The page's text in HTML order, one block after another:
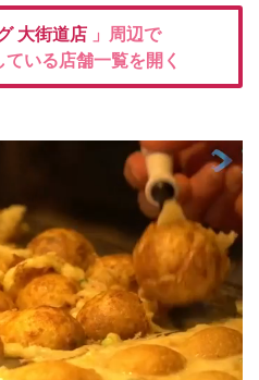
大街道店 」周辺で
いる店舗一覧を開く